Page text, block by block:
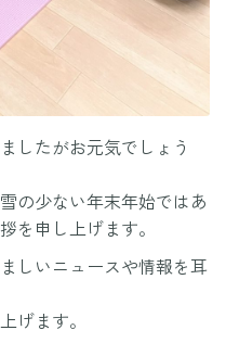
したがお元気でしょう
の少ない年末年始ではあ
を申し上げます。
しいニュースや情報を耳
げます。